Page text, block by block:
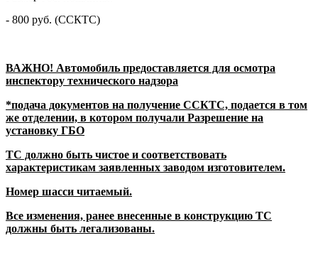
- 800 руб. (ССКТС)
ВАЖНО! Автомобиль предоставляется для осмотра
инспектору технического надзора
*подача документов на получение ССКТС, подается в том
же отделении, в котором получали Разрешение на
установку ГБО
ТС должно быть чистое и соответствовать
характеристикам заявленных заводом изготовителем.
Номер шасси читаемый.
Все изменения, ранее внесенные в конструкцию ТС
должны быть легализованы.